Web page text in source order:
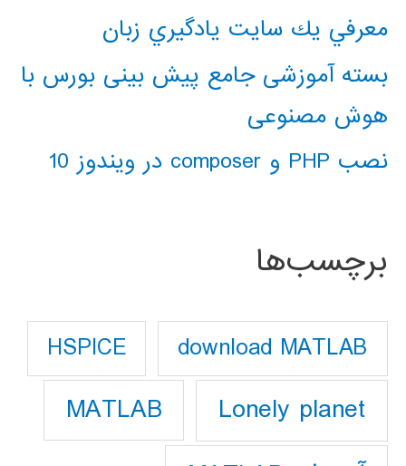
معرفي يك سايت يادگيري زبان
بسته آموزشی جامع پیش بینی بورس با
هوش مصنوعی
نصب PHP و composer در ویندوز 10
برچسب‌ها
download MATLAB
HSPICE
Lonely planet
MATLAB